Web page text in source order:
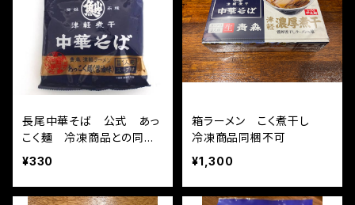
長尾中華そば 公式 あっ
こく麺 冷凍商品との同梱
不可
¥330
箱ラーメン こく煮干し
冷凍商品同梱不可
¥1,300